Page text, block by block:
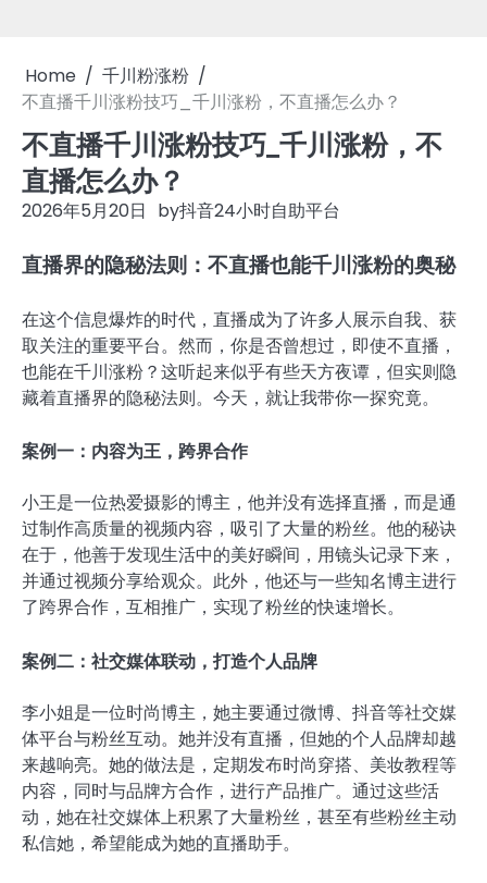
Home
千川粉涨粉
不直播千川涨粉技巧_千川涨粉，不直播怎么办？
不直播千川涨粉技巧_千川涨粉，不
直播怎么办？
2026年5月20日 by抖音24小时自助平台
直播界的隐秘法则：不直播也能千川涨粉的奥秘
在这个信息爆炸的时代，直播成为了许多人展示自我、获
取关注的重要平台。然而，你是否曾想过，即使不直播，
也能在千川涨粉？这听起来似乎有些天方夜谭，但实则隐
藏着直播界的隐秘法则。今天，就让我带你一探究竟。
案例一：内容为王，跨界合作
小王是一位热爱摄影的博主，他并没有选择直播，而是通
过制作高质量的视频内容，吸引了大量的粉丝。他的秘诀
在于，他善于发现生活中的美好瞬间，用镜头记录下来，
并通过视频分享给观众。此外，他还与一些知名博主进行
了跨界合作，互相推广，实现了粉丝的快速增长。
案例二：社交媒体联动，打造个人品牌
李小姐是一位时尚博主，她主要通过微博、抖音等社交媒
体平台与粉丝互动。她并没有直播，但她的个人品牌却越
来越响亮。她的做法是，定期发布时尚穿搭、美妆教程等
内容，同时与品牌方合作，进行产品推广。通过这些活
动，她在社交媒体上积累了大量粉丝，甚至有些粉丝主动
私信她，希望能成为她的直播助手。